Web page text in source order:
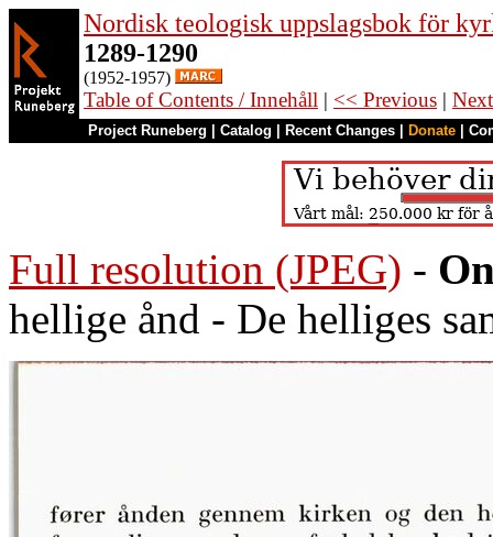
Nordisk teologisk uppslagsbok för
1289-1290
(1952-1957)
Table of Contents / Innehåll | << Previous |
Project Runeberg Catalog Recent Changes Donate
Full resolution (JPEG) -
hellige ånd - De helliges